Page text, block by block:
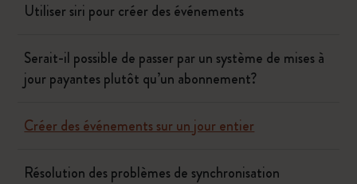
Utiliser siri pour créer des événements
Serait-il possible de passer par un système de mises à
jour payantes plutôt qu’un abonnement?
Créer des événements sur un jour entier
Résolution des problèmes de synchronisation